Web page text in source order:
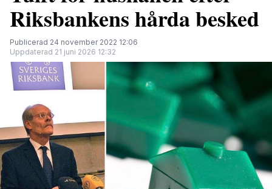
Riksbankens hårda besked
Publicerad 24 november 2022 12:06
Uppdaterad 21 juni 2026 12:32